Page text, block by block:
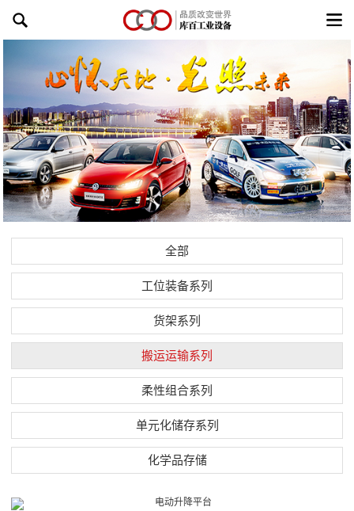
全部
工位装备系列
货架系列
搬运运输系列
柔性组合系列
单元化储存系列
化学品存储